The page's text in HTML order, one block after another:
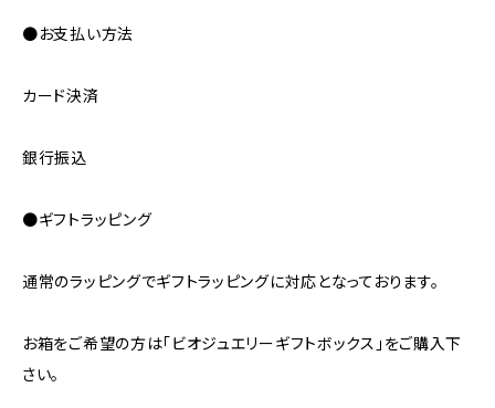
●お支払い方法
カード決済
銀行振込
●ギフトラッピング
通常のラッピングでギフトラッピングに対応となっております。
お箱をご希望の方は「ビオジュエリーギフトボックス」をご購入下
さい。